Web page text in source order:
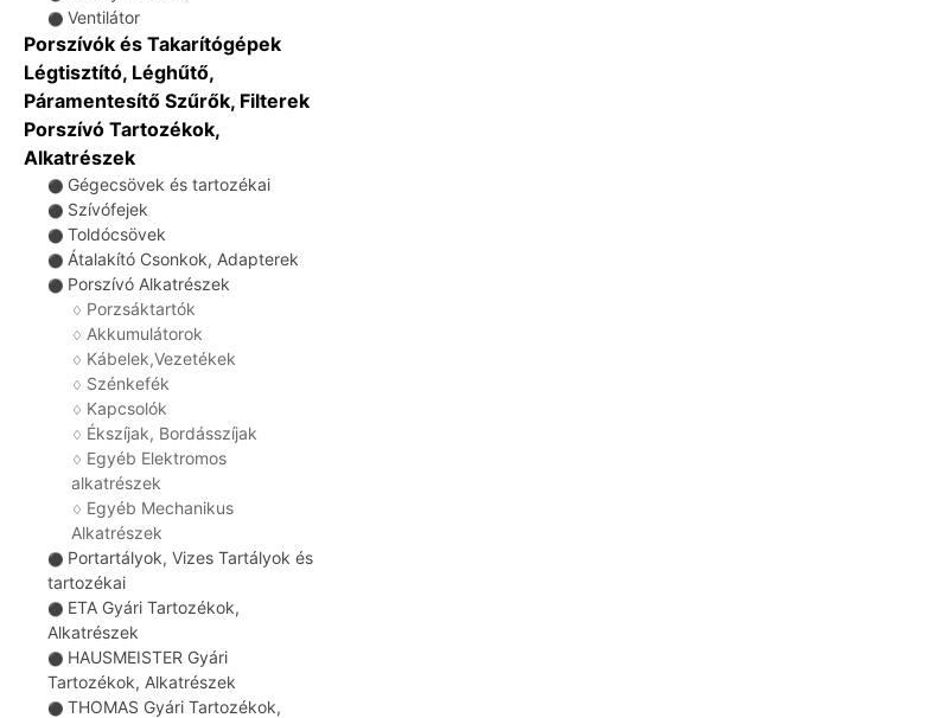
⚫ Ventilátor
Porszívók és Takarítógépek
Légtisztító, Léghűtő,
Páramentesítő Szűrők, Filterek
Porszívó Tartozékok,
Alkatrészek
⚫ Gégecsövek és tartozékai
⚫ Szívófejek
⚫ Toldócsövek
⚫ Átalakító Csonkok, Adapterek
⚫ Porszívó Alkatrészek
♢ Porzsáktartók
♢ Akkumulátorok
♢ Kábelek,Vezetékek
♢ Szénkefék
♢ Kapcsolók
♢ Ékszíjak, Bordásszíjak
♢ Egyéb Elektromos
alkatrészek
♢ Egyéb Mechanikus
Alkatrészek
⚫ Portartályok, Vizes Tartályok és
tartozékai
⚫ ETA Gyári Tartozékok,
Alkatrészek
⚫ HAUSMEISTER Gyári
Tartozékok, Alkatrészek
⚫ THOMAS Gyári Tartozékok,